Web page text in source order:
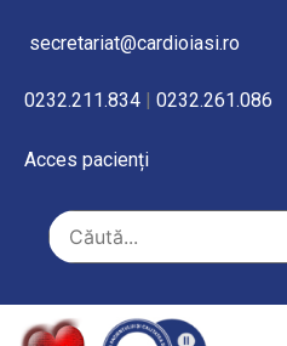
secretariat@cardioiasi.ro
0232.211.834 0232.261.086
Acces pacienți